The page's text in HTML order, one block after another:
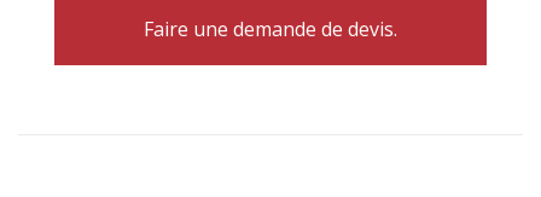
Faire une demande de devis.